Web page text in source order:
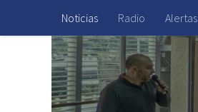
Saltar al contenido
Noticias Radio Alertas